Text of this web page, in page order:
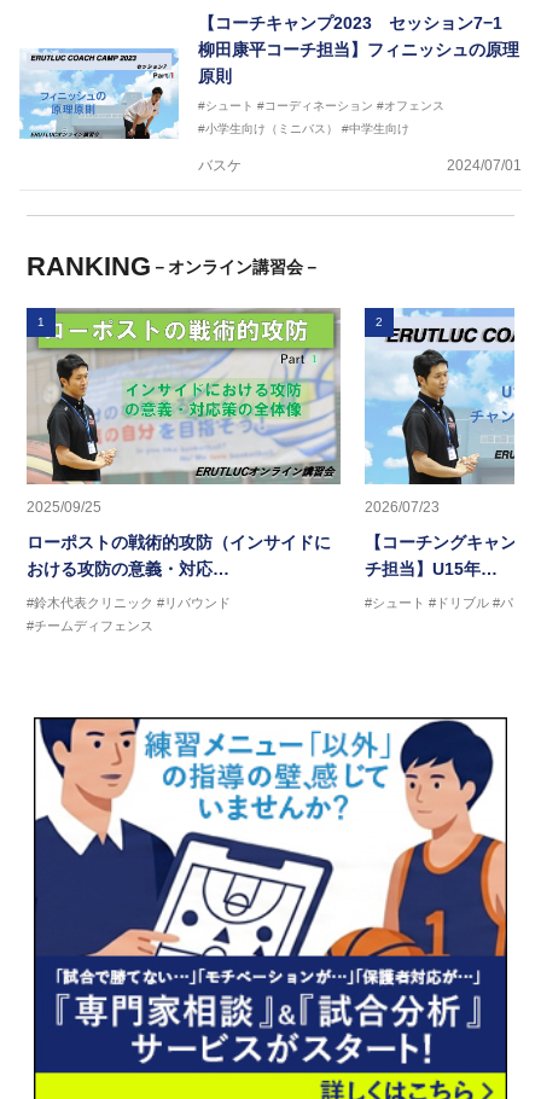
【コーチキャンプ2023 セッション7−1
柳田康平コーチ担当】フィニッシュの原理
原則
#シュート #コーディネーション #オフェンス
#小学生向け（ミニバス）
#中学生向け
バスケ 2024/07/01
RANKING －オンライン講習会－
1
2025/09/25
ローポストの戦術的攻防（インサイドに
おける攻防の意義・対応…
#鈴木代表クリニック #リバウンド
#チームディフェンス
2
2026/07/23
【コーチングキャン
チ担当】U15年…
#シュート #ドリブル #パス